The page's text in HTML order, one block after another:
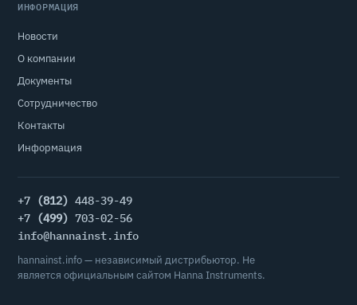
ИНФОРМАЦИЯ
Новости
О компании
Документы
Сотрудничество
Контакты
Информация
+7 (812) 448-39-49
+7 (499) 703-02-56
info@hannainst.info
hannainst.info — независимый дистрибьютор. Не
является официальным сайтом Hanna Instruments.